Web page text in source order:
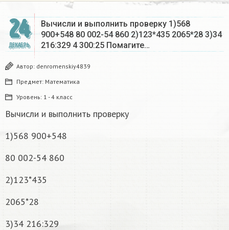
24
ДЕКАБРЬ
Вычисли и выполнить проверку 1)568
900+548 80 002-54 860 2)123*435 2065*28 3)34
216:329 4 300:25 Помагите…
Автор: denromenskiy4839
Предмет: Математика
Уровень: 1 - 4 класс
Вычисли и выполнить проверку
1)568 900+548
80 002-54 860
2)123*435
2065*28
3)34 216:329